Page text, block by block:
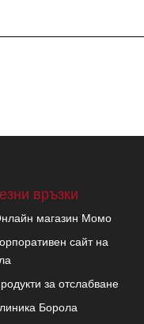
връзки
магазин Момо
сайт на
за отслабване
Борола